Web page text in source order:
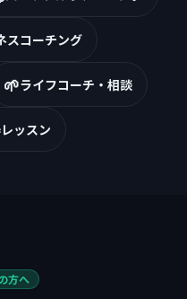
スコーチング
🌱ライフコーチ・相談
ッスン
方へ